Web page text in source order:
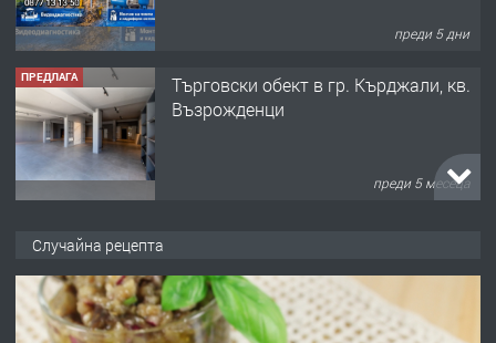
преди 5 дни
ПРЕДЛАГА
Tърговски обект в гр. Кърджали, кв.
Възрожденци
преди 5 месеца
преди 6 месеца
Случайна рецепта